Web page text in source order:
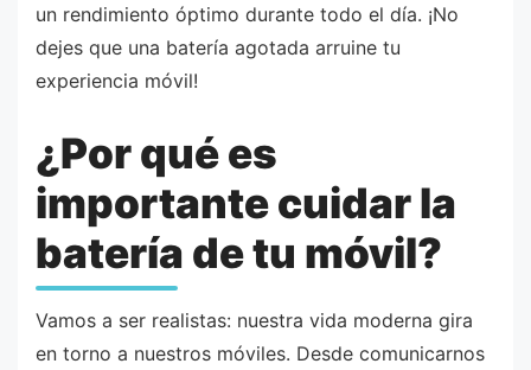
un rendimiento óptimo durante todo el día. ¡No
dejes que una batería agotada arruine tu
experiencia móvil!
¿Por qué es
importante cuidar la
batería de tu móvil?
Vamos a ser realistas: nuestra vida moderna gira
en torno a nuestros móviles. Desde comunicarnos